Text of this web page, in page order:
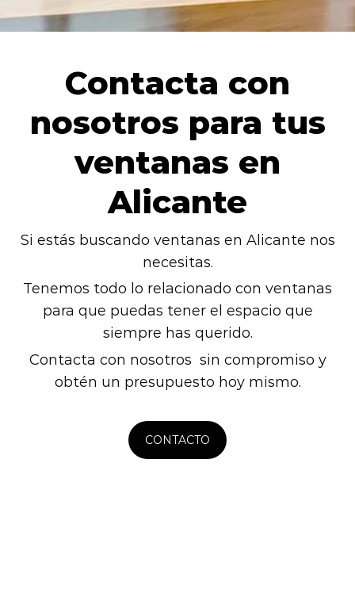
Contacta con
nosotros para tus
ventanas en
Alicante
Si estás buscando ventanas en Alicante nos
necesitas.
Tenemos todo lo relacionado con ventanas
para que puedas tener el espacio que
siempre has querido.
Contacta con nosotros sin compromiso y
obtén un presupuesto hoy mismo.
CONTACTO